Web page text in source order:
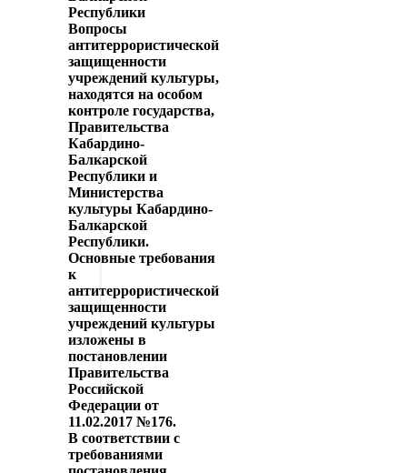
Республики
Вопросы
антитеррористической
защищенности
учреждений культуры,
находятся на особом
контроле государства,
Правительства
Кабардино-
Балкарской
Республики и
Министерства
культуры Кабардино-
Балкарской
Республики.
Основные требования
к
антитеррористической
защищенности
учреждений культуры
изложены в
постановлении
Правительства
Российской
Федерации от
11.02.2017 №176.
В соответствии с
требованиями